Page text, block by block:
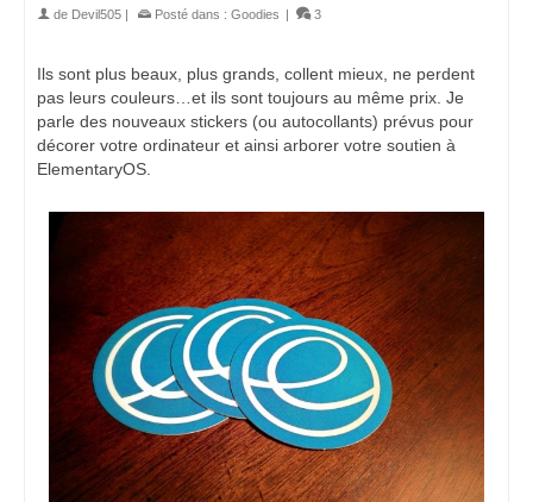
de Devil505 | Posté dans : Goodies | 3
Ils sont plus beaux, plus grands, collent mieux, ne perdent
pas leurs couleurs…et ils sont toujours au même prix. Je
parle des nouveaux stickers (ou autocollants) prévus pour
décorer votre ordinateur et ainsi arborer votre soutien à
ElementaryOS.